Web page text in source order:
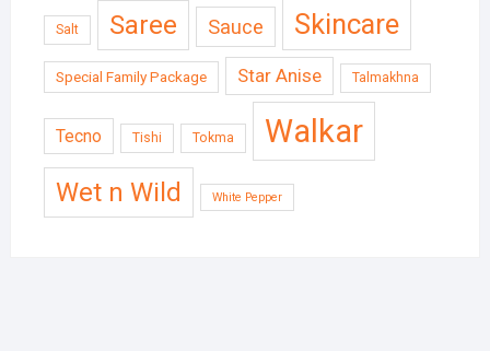
Salt Saree Sauce Skincare
Special Family Package Star Anise Talmakhna
Tecno Tishi Tokma Walkar
Wet n Wild White Pepper